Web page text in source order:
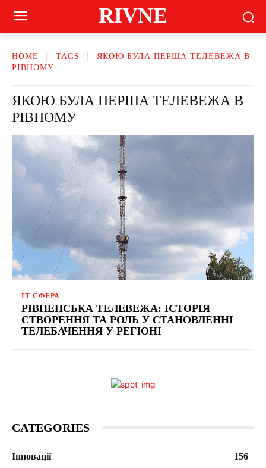
RIVNE
HOME TAGS
ЯКОЮ БУЛА ПЕРША ТЕЛЕВЕЖА В
РІВНОМУ
ЯКОЮ БУЛА ПЕРША ТЕЛЕВЕЖА В
РІВНОМУ
ІТ-СФЕРА
РІВНЕНСЬКА ТЕЛЕВЕЖА: ІСТОРІЯ
СТВОРЕННЯ ТА РОЛЬ У СТАНОВЛЕННІ
ТЕЛЕБАЧЕННЯ У РЕГІОНІ
CATEGORIES
Інновації
156